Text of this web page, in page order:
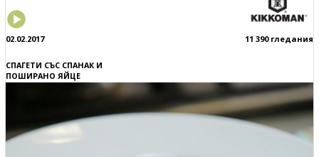
02.02.2017 11 390 гледания
СПАГЕТИ СЪС СПАНАК И
ПОШИРАНО ЯЙЦЕ